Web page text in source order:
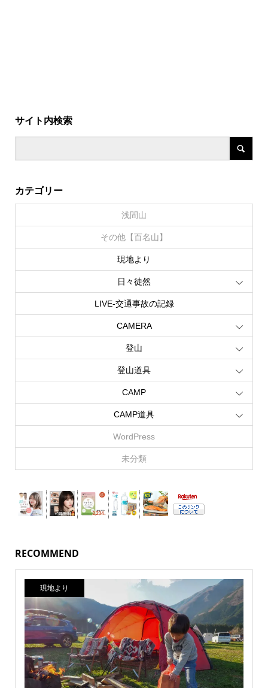
サイト内検索
カテゴリー
浅間山
その他【百名山】
現地より
日々徒然
LIVE‐交通事故の記録
CAMERA
登山
登山道具
CAMP
CAMP道具
WordPress
未分類
RECOMMEND
現地より